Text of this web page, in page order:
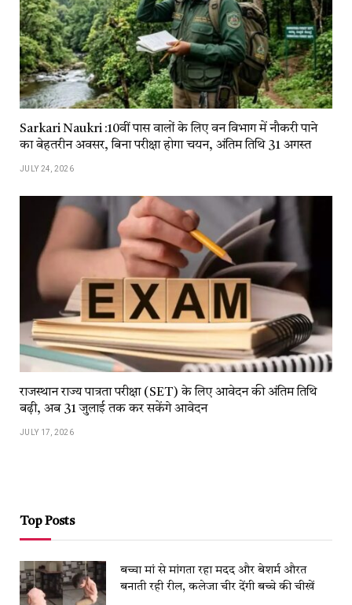
Sarkari Naukri :10वीं पास वालों के लिए वन विभाग में नौकरी पाने
का बेहतरीन अवसर, बिना परीक्षा होगा चयन, अंतिम तिथि 31 अगस्त
JULY 24, 2026
राजस्थान राज्य पात्रता परीक्षा (SET) के लिए आवेदन की अंतिम तिथि
बढ़ी, अब 31 जुलाई तक कर सकेंगे आवेदन
JULY 17, 2026
Top Posts
बच्चा मां से मांगता रहा मदद और बेशर्म औरत
बनाती रही रील, कलेजा चीर देंगी बच्चे की चीखें